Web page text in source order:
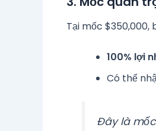
Tại mốc $350,000,
100% lợi
Có thể
Đây là